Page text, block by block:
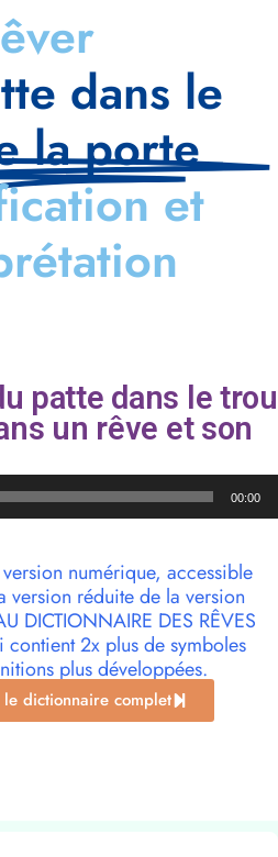
dans le
la porte
et
patte dans le trou
un rêve et son
00:00
numérique, accessible
version réduite de la version
DICTIONNAIRE DES RÊVES
contient 2x plus de symboles
plus développées.
dictionnaire complet